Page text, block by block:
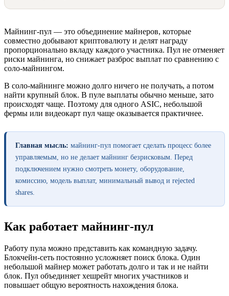
Майнинг-пул — это объединение майнеров, которые
совместно добывают криптовалюту и делят награду
пропорционально вкладу каждого участника. Пул не отменяет
риски майнинга, но снижает разброс выплат по сравнению с
соло-майнингом.
В соло-майнинге можно долго ничего не получать, а потом
найти крупный блок. В пуле выплаты обычно меньше, зато
происходят чаще. Поэтому для одного ASIC, небольшой
фермы или видеокарт пул чаще оказывается практичнее.
Главная мысль: майнинг-пул помогает сделать процесс более
управляемым, но не делает майнинг безрисковым. Перед
подключением нужно смотреть монету, оборудование,
комиссию, модель выплат, минимальный вывод и rejected
shares.
Как работает майнинг-пул
Работу пула можно представить как командную задачу.
Блокчейн-сеть постоянно усложняет поиск блока. Один
небольшой майнер может работать долго и так и не найти
блок. Пул объединяет хешрейт многих участников и
повышает общую вероятность нахождения блока.